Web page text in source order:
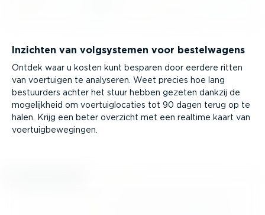
Inzichten van volgsys­temen voor bestel­wagens
Ontdek waar u kosten kunt besparen door eerdere ritten
van voertuigen te analyseren. Weet precies hoe lang
bestuurders achter het stuur hebben gezeten dankzij de
mogelijkheid om voertuig­lo­caties tot 90 dagen terug op te
halen. Krijg een beter overzicht met een realtime kaart van
voertuig­be­we­gingen.